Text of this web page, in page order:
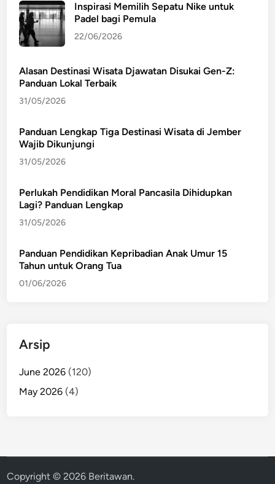
Inspirasi Memilih Sepatu Nike untuk
Padel bagi Pemula
22/06/2026
Alasan Destinasi Wisata Djawatan Disukai Gen-Z:
Panduan Lokal Terbaik
31/05/2026
Panduan Lengkap Tiga Destinasi Wisata di Jember
Wajib Dikunjungi
31/05/2026
Perlukah Pendidikan Moral Pancasila Dihidupkan
Lagi? Panduan Lengkap
31/05/2026
Panduan Pendidikan Kepribadian Anak Umur 15
Tahun untuk Orang Tua
01/06/2026
Arsip
June 2026 (120)
May 2026 (4)
Copyright © 2026 Beritawan.